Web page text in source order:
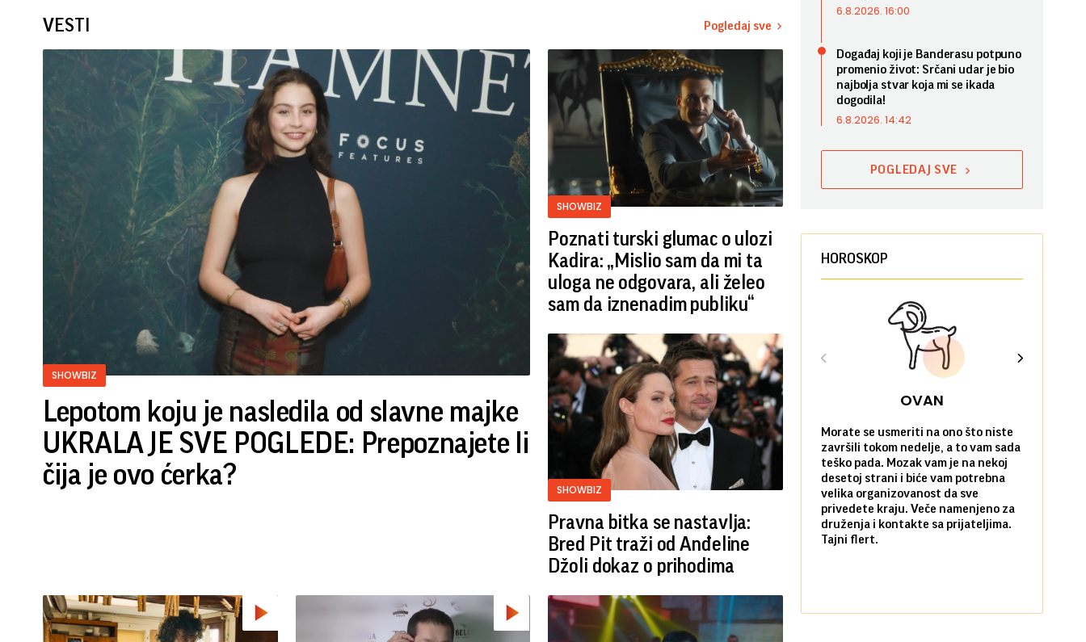
VESTI Pogledaj sve
SHOWBIZ
Lepotom koju je nasledila od slavne majke
UKRALA JE SVE POGLEDE: Prepoznajete li
čija je ovo ćerka?
SHOWBIZ
Poznati turski glumac o ulozi
Kadira: „Mislio sam da mi ta
uloga ne odgovara, ali želeo
sam da iznenadim publiku“
SHOWBIZ
Pravna bitka se nastavlja:
Bred ​​Pit traži od Anđeline
Džoli dokaz o prihodima
6.8.2026. 16:00
Događaj koji je Banderasu potpuno
promenio život: Srčani udar je bio
najbolja stvar koja mi se ikada
dogodila!
6.8.2026. 14:42
POGLEDAJ SVE
HOROSKOP
OVAN
Morate se usmeriti na ono što niste
završili tokom nedelje, a to vam sada
teško pada. Mozak vam je na nekoj
desetoj strani i biće vam potrebna
velika organizovanost da sve
privedete kraju. Veče namenjeno za
druženja i kontakte sa prijateljima.
Tajni flert.